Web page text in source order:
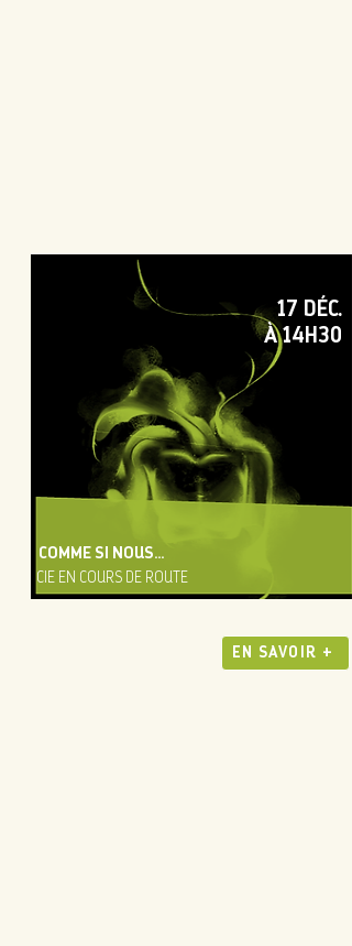
17 DÉC.
À 14H30
CIE EN COURS DE ROUTE
COMME SI NOUS...
EN SAVOIR +